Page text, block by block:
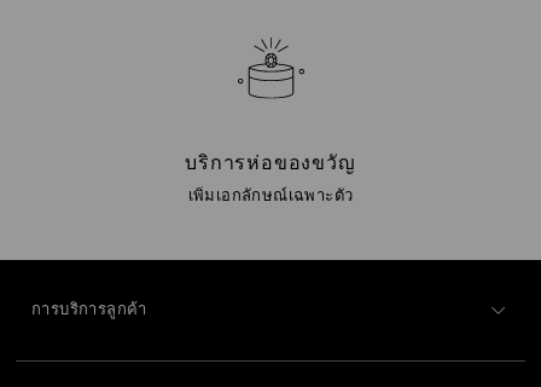
บริการห่อของขวัญ
เพิ่มเอกลักษณ์เฉพาะตัว
การบริการลูกค้า